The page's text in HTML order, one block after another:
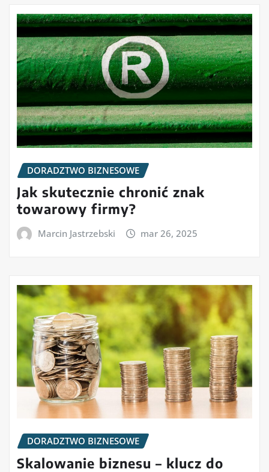
DORADZTWO BIZNESOWE
Jak skutecznie chronić znak
towarowy firmy?
Marcin Jastrzebski mar 26, 2025
DORADZTWO BIZNESOWE
Skalowanie biznesu – klucz do